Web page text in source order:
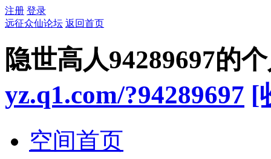
注册 登录
远征众仙论坛 返回首页
隐世高人94289697的
yz.q1.com/?94289697 [
空间首页